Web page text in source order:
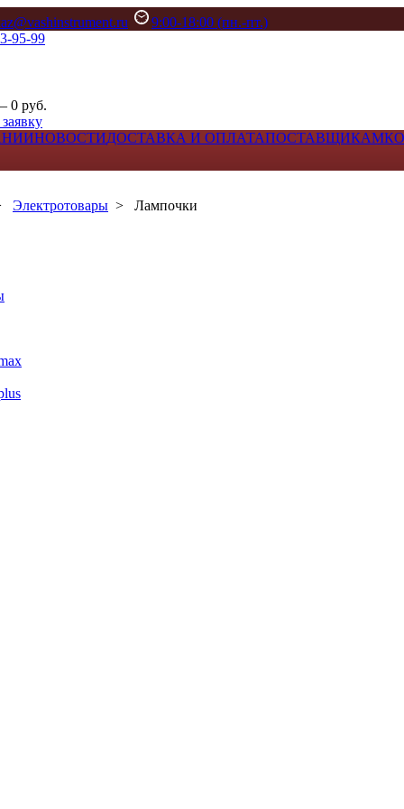
9:00-18:00 (пн.-пт.)
95-99
0 руб.
НОВОСТИДОСТАВКА И ОПЛАТАПОСТАВЩИКАМ
Электротовары > Лампочки